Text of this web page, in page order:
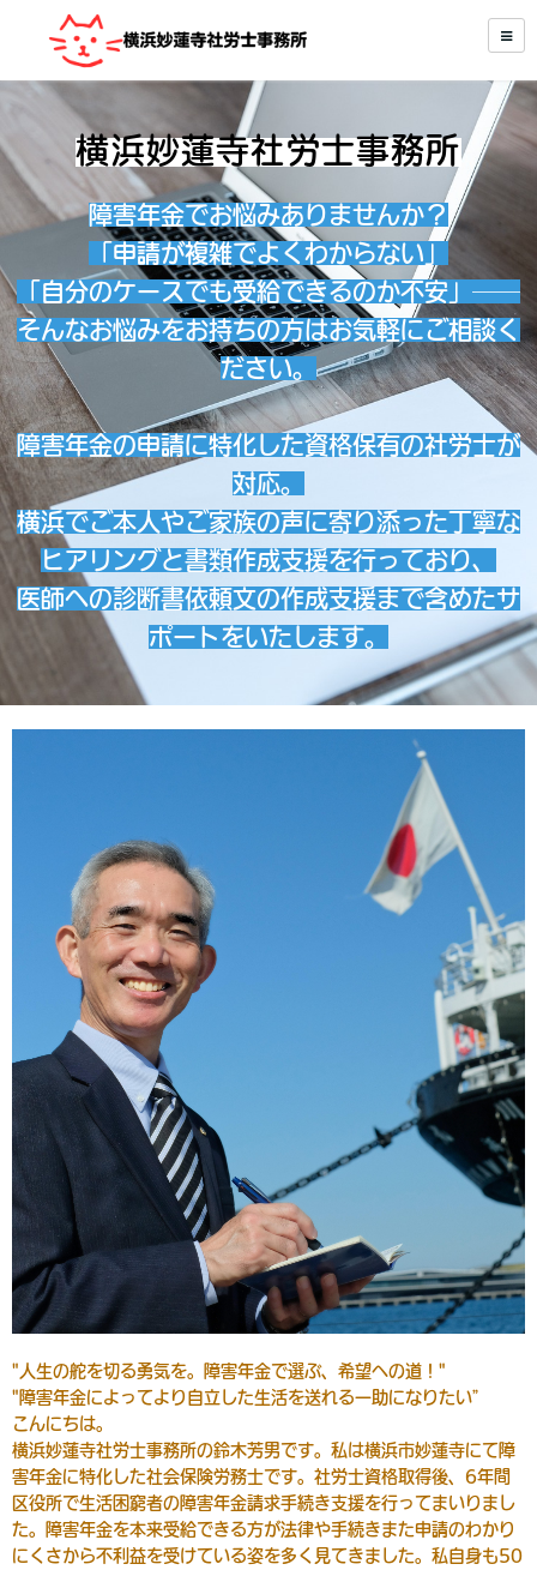
横浜妙蓮寺社労士事務所
障害年金でお悩みありませんか？
「申請が複雑でよくわからない」
「自分のケースでも受給できるのか不安」──
そんなお悩みをお持ちの方はお気軽にご相談く
ださい。
障害年金の申請に特化した資格保有の社労士が
対応。
横浜でご本人やご家族の声に寄り添った丁寧な
ヒアリングと書類作成支援を行っており、
医師への診断書依頼文の作成支援まで含めたサ
ポートをいたします。
"人生の舵を切る勇気を。障害年金で選ぶ、希望への道！"
"障害年金によってより自立した生活を送れる一助になりたい”
こんにちは。
横浜妙蓮寺社労士事務所の鈴木芳男です。私は横浜市妙蓮寺にて障
害年金に特化した社会保険労務士です。社労士資格取得後、6年間
区役所で生活困窮者の障害年金請求手続き支援を行ってまいりまし
た。障害年金を本来受給できる方が法律や手続きまた申請のわかり
にくさから不利益を受けている姿を多く見てきました。私自身も50